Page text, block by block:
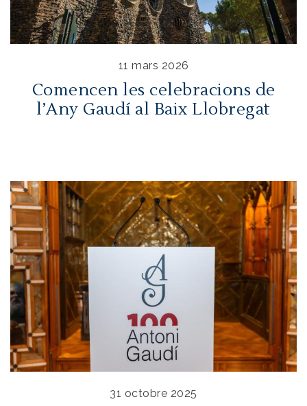
11 mars 2026
Comencen les celebracions de
l’Any Gaudí al Baix Llobregat
31 octobre 2025